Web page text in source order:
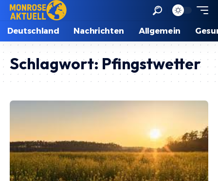
Deutschland Nachrichten Allgemein
Schlagwort: Pfingstwetter